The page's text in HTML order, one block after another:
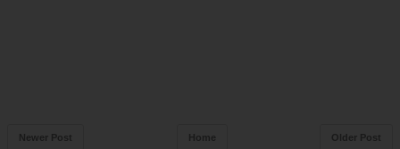
Newer Post Older Post
Home